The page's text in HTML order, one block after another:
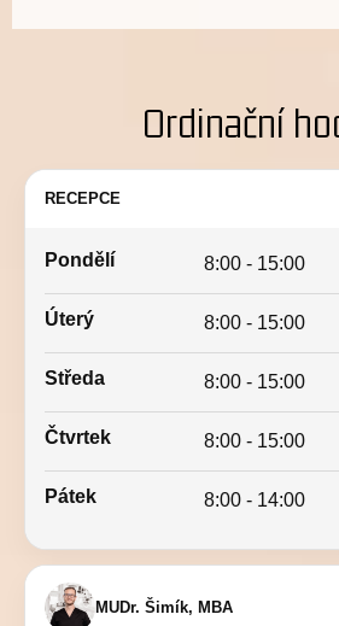
Ordinační
RECEPCE
Pondělí 8:00 - 15:00
Úterý 8:00 - 15:00
Středa 8:00 - 15:00
Čtvrtek 8:00 - 15:00
Pátek 8:00 - 14:00
MUDr. Šimík, MBA